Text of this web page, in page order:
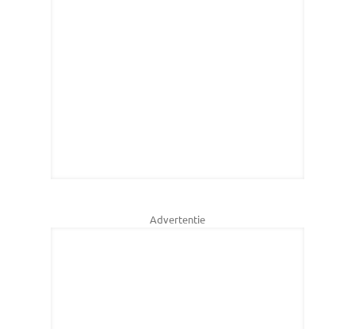
Advertentie